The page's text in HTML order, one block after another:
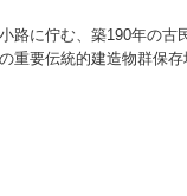
路に佇む、築190年の古
重要伝統的建造物群保